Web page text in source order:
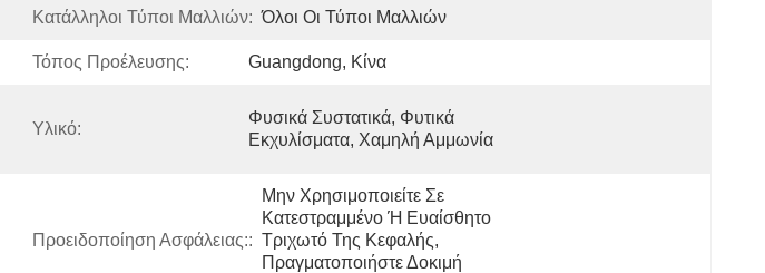
Κατάλληλοι Τύποι Μαλλιών: Όλοι Οι Τύποι Μαλλιών
Τόπος Προέλευσης: Guangdong, Κίνα
Υλικό:
Φυσικά Συστατικά, Φυτικά
Εκχυλίσματα, Χαμηλή Αμμωνία
Προειδοποίηση Ασφάλειας::
Μην Χρησιμοποιείτε Σε
Κατεστραμμένο Ή Ευαίσθητο
Τριχωτό Της Κεφαλής,
Πραγματοποιήστε Δοκιμή